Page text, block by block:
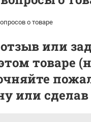
о товаре
или
товаре
или сделав